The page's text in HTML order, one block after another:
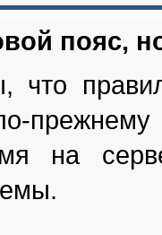
пояс,
что
на